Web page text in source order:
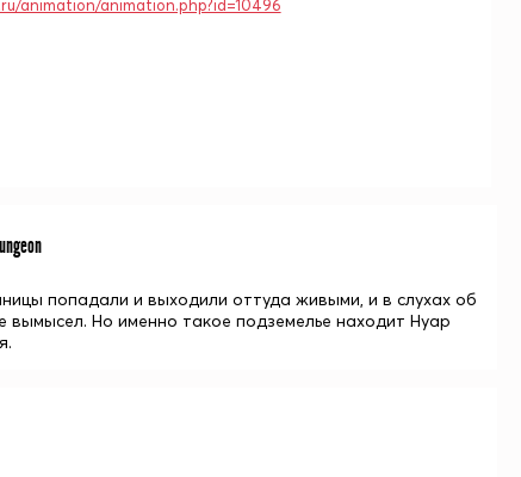
animation/animation.php?id=10496
попадали и выходили оттуда живыми, и в слухах об
вымысел. Но именно такое подземелье находит Нуар